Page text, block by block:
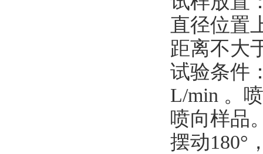
直径位置
距离不大
试验条件
L/min 。
喷向样品
摆动180°